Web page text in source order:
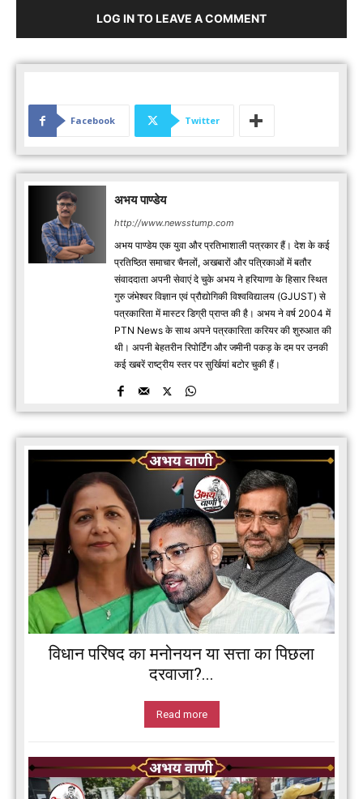
LOG IN TO LEAVE A COMMENT
Facebook Twitter
अभय पाण्डेय
http://www.newsstump.com
अभय पाण्डेय एक युवा और प्रतिभाशाली पत्रकार हैं। देश के कई
प्रतिष्ठित समाचार चैनलों, अखबारों और पत्रिकाओं में बतौर
संवाददाता अपनी सेवाएं दे चुके अभय ने हरियाणा के हिसार स्थित
गुरु जंभेश्वर विज्ञान एवं प्रौद्योगिकी विश्वविद्यालय (GJUST) से
पत्रकारिता में मास्टर डिग्री प्राप्त की है। अभय ने वर्ष 2004 में
PTN News के साथ अपने पत्रकारिता करियर की शुरुआत की
थी। अपनी बेहतरीन रिपोर्टिंग और जमीनी पकड़ के दम पर उनकी
कई खबरें राष्ट्रीय स्तर पर सुर्खियां बटोर चुकी हैं।
विधान परिषद का मनोनयन या सत्ता का पिछला
दरवाजा?...
Read more